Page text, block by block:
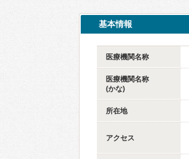
基本情報
医療機関名称
医療機関名称
(かな)
所在地
アクセス